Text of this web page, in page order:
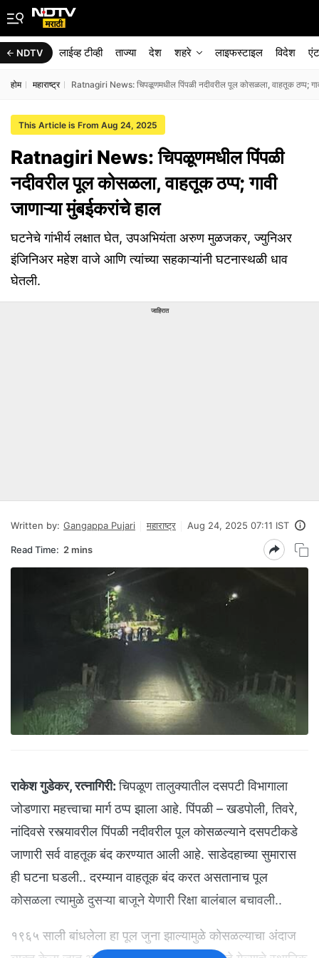
NDTV लाईव्ह टीव्ही ताज्या देश शहरे लाइफस्टाइल विदेश
होम महाराष्ट्र Ratnagiri News: चिपळूणमधील पिंपळी नदीवरील पूल कोसळला, वाहतूक ठप्प;
This Article is From Aug 24, 2025
Ratnagiri News: चिपळूणमधील पिंपळी
नदीवरील पूल कोसळला, वाहतूक ठप्प; गावी
जाणाऱ्या मुंबईकरांचे हाल
घटनेचे गांभीर्य लक्षात घेत, उपअभियंता अरुण मुळजकर, ज्युनिअर
इंजिनिअर महेश वाजे आणि त्यांच्या सहकाऱ्यांनी घटनास्थळी धाव
घेतली.
जाहिरात
Written by: Gangappa Pujari महाराष्ट्र Aug 24, 2025 07:11 IST
Read Time: 2 mins
राकेश गुडेकर, रत्नागिरी:चिपळूण तालुक्यातील दसपटी विभागाला
जोडणारा महत्त्वाचा मार्ग ठप्प झाला आहे. पिंपळी – खडपोली, तिवरे,
नांदिवसे रस्त्यावरील पिंपळी नदीवरील पूल कोसळल्याने दसपटीकडे
जाणारी सर्व वाहतूक बंद करण्यात आली आहे. साडेदहाच्या सुमारास
ही घटना घडली.. दरम्यान वाहतूक बंद करत असतानाच पूल
कोसळला त्यामुळे दुसऱ्या बाजूने येणारी रिक्षा बालंबाल बचावली..
१९६५ साली बांधलेला हा पूल जुना झाल्यामुळे कोसळल्याचा अंदाज